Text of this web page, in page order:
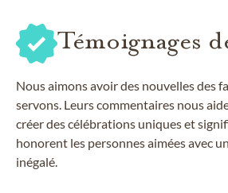
Témoignages
Nous aimons avoir des nouvelles des
servons. Leurs commentaires nous
créer des célébrations uniques et
honorent les personnes aimées avec
inégalé.